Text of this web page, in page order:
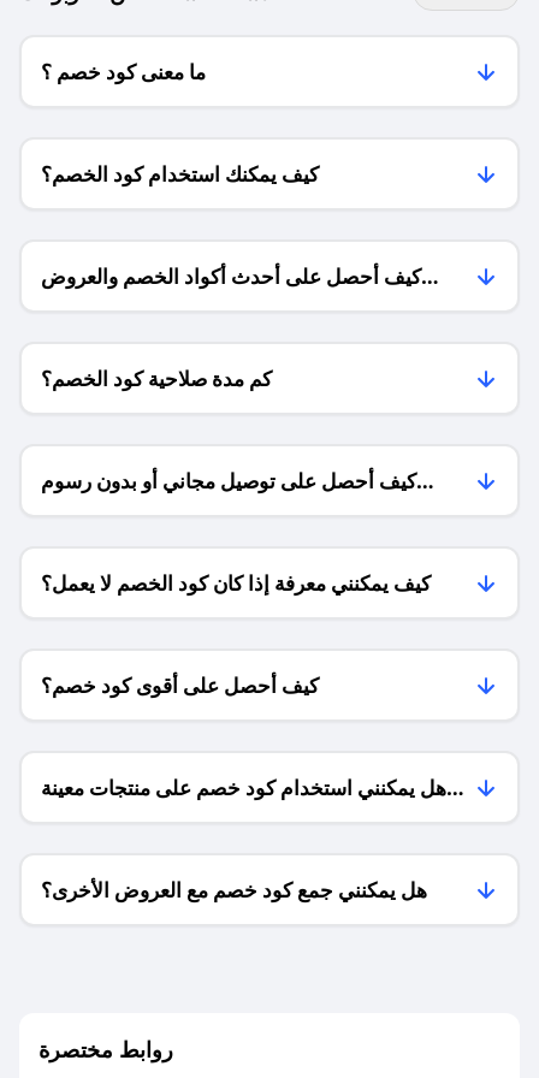
ما معنى كود خصم ؟
كيف يمكنك استخدام كود الخصم؟
كيف أحصل على أحدث أكواد الخصم والعروض
للمتاجر؟
كم مدة صلاحية كود الخصم؟
كيف أحصل على توصيل مجاني أو بدون رسوم
الشحن ؟
كيف يمكنني معرفة إذا كان كود الخصم لا يعمل؟
كيف أحصل على أقوى كود خصم؟
هل يمكنني استخدام كود خصم على منتجات معينة
فقط؟
هل يمكنني جمع كود خصم مع العروض الأخرى؟
روابط مختصرة